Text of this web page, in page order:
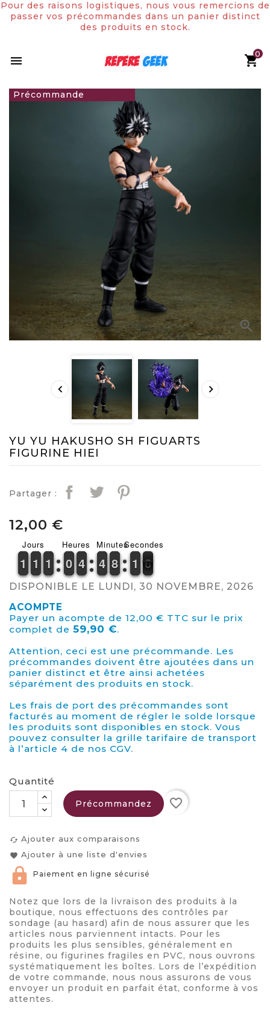

Pour des raisons logistiques, nous vous remercions de
passer vos précommandes dans un panier distinct
des produits en stock.
0

 
YU YU HAKUSHO SH FIGUARTS
FIGURINE HIEI
Partager :
12,00 €
Jours
1
1
1
1 1
1
1
1 1
1
1
1
Heures
9
9
0
0 3
3
4
4
Minutes
3
3
4
4 7
7
8
8
Secondes
1
1
1
1 6
5
5
DISPONIBLE LE LUNDI, 30 NOVEMBRE, 2026
ACOMPTE
Payer un acompte de 12,00 € TTC sur le prix
complet de 59,90 €.
Attention, ceci est une précommande. Les
précommandes doivent être ajoutées dans un
panier distinct et être ainsi achetées
séparément des produits en stock.
Les frais de port des précommandes sont
facturés au moment de régler le solde lorsque
les produits sont disponibles en stock. Vous
pouvez consulter la grille tarifaire de transport
à l’article 4 de nos CGV.
Quantité
Précommandez favorite_border
cached Ajouter aux comparaisons
favorite Ajouter à une liste d'envies
Paiement en ligne sécurisé
Notez que lors de la livraison des produits à la
boutique, nous effectuons des contrôles par
sondage (au hasard) afin de nous assurer que les
articles nous parviennent intacts. Pour les
produits les plus sensibles, généralement en
résine, ou figurines fragiles en PVC, nous ouvrons
systématiquement les boîtes. Lors de l’expédition
de votre commande, nous nous assurons de vous
envoyer un produit en parfait état, conforme à vos
attentes.